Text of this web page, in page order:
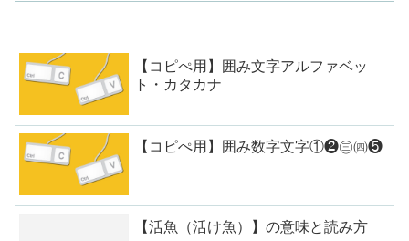
【コピぺ用】囲み文字アルファベッ
ト・カタカナ
【コピぺ用】囲み数字文字①❷㊂㈣❺
【活魚（活け魚）】の意味と読み方